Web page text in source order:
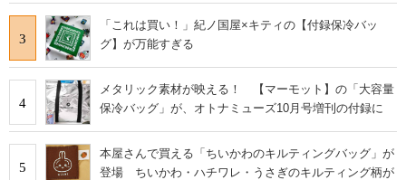
3
「これは買い！」紀ノ国屋×キティの【付録保冷バッ
グ】が万能すぎる
4
メタリック素材が映える！ 【マーモット】の「大容量
保冷バッグ」が、オトナミューズ10月号増刊の付録に
5
本屋さんで買える「ちいかわのキルティングバッグ」が
登場 ちいかわ・ハチワレ・うさぎのキルティング柄が